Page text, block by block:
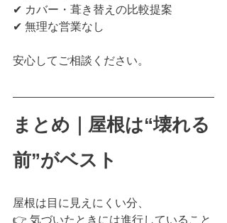
✔ カバー・葺き替えの比較提案
✔ 無理な営業なし
安心してご相談ください。
まとめ｜屋根は“壊れる
前”がベスト
屋根は目に見えにくい分、
👉 気づいたときには進行していること